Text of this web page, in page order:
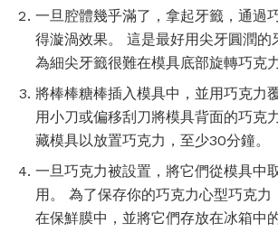
一旦腔體幾乎滿了，拿起牙籤，通過
得漩渦效果。 這是最好用尖牙圓潤的
為細尖牙籤很難在模具底部旋轉巧克力
將棒棒糖棒插入模具中，並用巧克力
用小刀或偏移刮刀將模具背面的巧克
藏模具以放置巧克力，至少30分鐘。
一旦巧克力被設置，將它們從模具中
用。 為了保存你的巧克力心型巧克力
在保鮮膜中，並將它們存放在冰箱中